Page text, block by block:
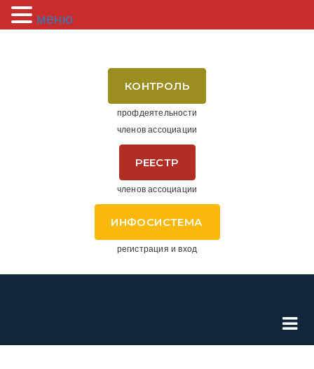
КОНТРОЛЬ
профдеятельности
членов ассоциации
РЕЕСТР
членов ассоциации
ИНФОСИСТЕМА
регистрация и вход
меню